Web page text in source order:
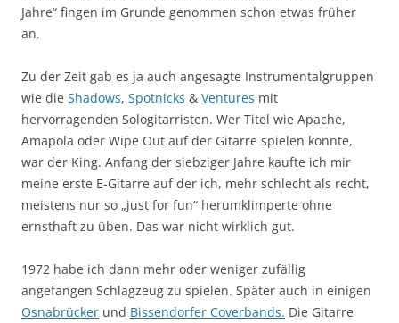
Jahre“ fingen im Grunde genommen schon etwas früher
an.
Zu der Zeit gab es ja auch angesagte Instrumentalgruppen
wie die Shadows, Spotnicks & Ventures mit
hervorragenden Sologitarristen. Wer Titel wie Apache,
Amapola oder Wipe Out auf der Gitarre spielen konnte,
war der King. Anfang der siebziger Jahre kaufte ich mir
meine erste E-Gitarre auf der ich, mehr schlecht als recht,
meistens nur so „just for fun“ herumklimperte ohne
ernsthaft zu üben. Das war nicht wirklich gut.
1972 habe ich dann mehr oder weniger zufällig
angefangen Schlagzeug zu spielen. Später auch in einigen
Osnabrücker und Bissendorfer Coverbands. Die Gitarre